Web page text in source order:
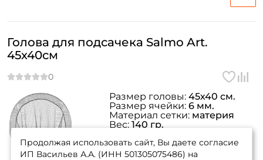
Голова для подсачека Salmo Art.
45х40см
Размер головы: 45х40 см.
Размер ячейки: 6 мм.
Материал сетки: материя
Вес: 140 гр.
Продолжая использовать сайт, Вы даете согласие
ИП Васильев А.А. (ИНН 501305075486) на
ФИО: *
Email: *
Номер телефона: *
Придумайте пароль: *